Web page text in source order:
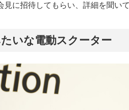
見に招待してもらい、詳細を聞い
いな電動スクーター